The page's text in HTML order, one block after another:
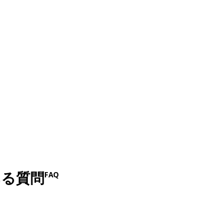
質問FAQ